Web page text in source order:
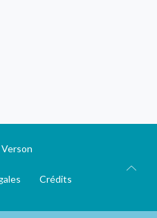
Verson
Crédits